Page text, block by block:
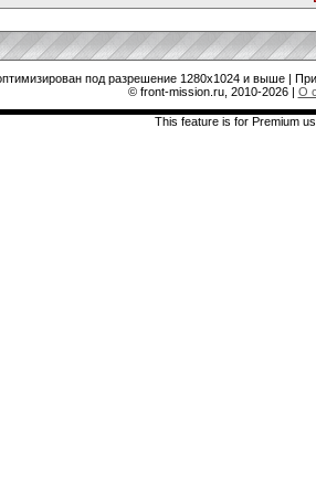
под разрешение 1280x1024 и выше |
© front-mission.ru, 2010-2026| О
This feature is for Premium